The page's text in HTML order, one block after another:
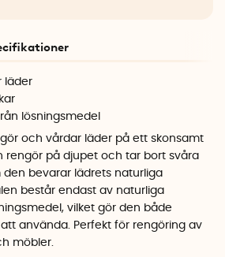
läder
lösningsmedel
och vårdar läder på ett skonsamt
rengör på djupet och tar bort svåra
bevarar lädrets naturliga
består endast av naturliga
vilket gör den både
använda. Perfekt för rengöring av
möbler.